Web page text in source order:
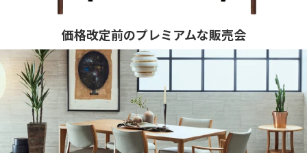
価格改定前のプレミアムな販売会